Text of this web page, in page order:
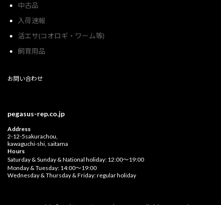
中古品
入荷速報
活エサ(コオロギ・ワーム等)
飼育用品
お問い合わせ
pegasus-rep.co.jp
Address
2-12-5sakurachou,
kawaguchi-shi, saitama
Hours
Saturday & Sunday & National holiday: 12:00〜19:00
Monday & Tuesday: 14:00〜19:00
Wednesday & Thursday & Friday: regular holiday